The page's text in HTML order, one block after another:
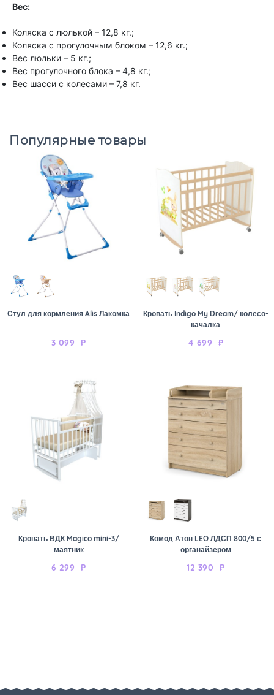
Вес:
Коляска с люлькой – 12,8 кг.;
Коляска с прогулочным блоком – 12,6 кг.;
Вес люльки – 5 кг.;
Вес прогулочного блока – 4,8 кг.;
Вес шасси с колесами – 7,8 кг.
Популярные товары
Стул для кормления Alis Лакомка
3 099 ₽
Кровать Indigo My Dream/ колесо-
качалка
4 699 ₽
Кровать ВДК Magico mini-3/
маятник
6 299 ₽
Комод Атон LEO ЛДСП 800/5 с
органайзером
12 390 ₽